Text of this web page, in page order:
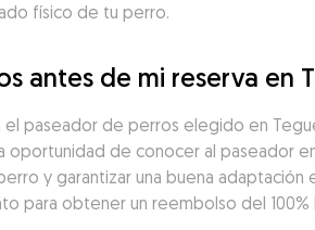
físico de tu perro.
antes de mi reserva en
el paseador de perros elegido en
de conocer al paseador
y garantizar una buena
para obtener un reembolso del